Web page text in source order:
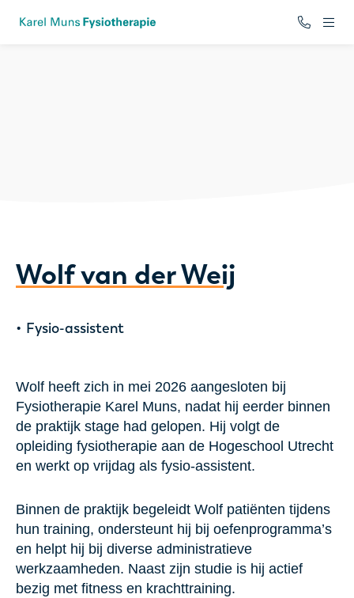
Wolf van der Weij
Fysio-assistent
Wolf heeft zich in mei 2026 aangesloten bij
Fysiotherapie Karel Muns, nadat hij eerder binnen
de praktijk stage had gelopen. Hij volgt de
opleiding fysiotherapie aan de Hogeschool Utrecht
en werkt op vrijdag als fysio-assistent.
Binnen de praktijk begeleidt Wolf patiënten tijdens
hun training, ondersteunt hij bij oefenprogramma’s
en helpt hij bij diverse administratieve
werkzaamheden. Naast zijn studie is hij actief
bezig met fitness en krachttraining.